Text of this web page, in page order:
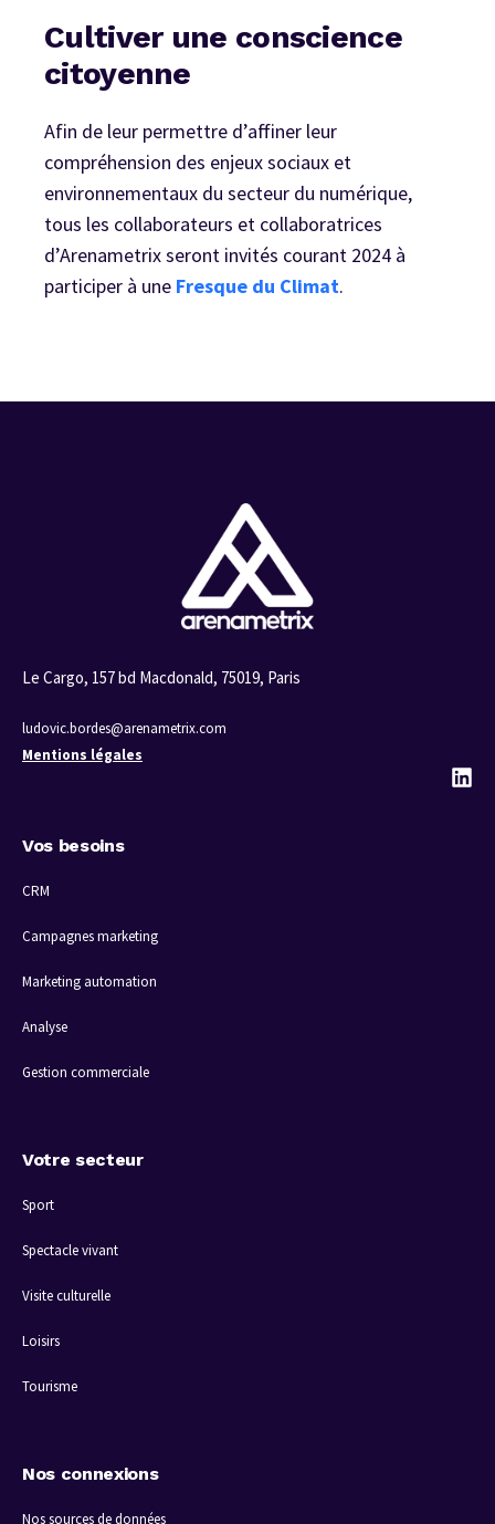
Cultiver une conscience
citoyenne
Afin de leur permettre d’affiner leur
compréhension des enjeux sociaux et
environnementaux du secteur du numérique,
tous les collaborateurs et collaboratrices
d’Arenametrix seront invités courant 2024 à
participer à une Fresque du Climat.
Le Cargo, 157 bd Macdonald, 75019, Paris
ludovic.bordes@arenametrix.com
Mentions légales
Vos besoins
CRM
Campagnes marketing
Marketing automation
Analyse
Gestion commerciale
Votre secteur
Sport
Spectacle vivant
Visite culturelle
Loisirs
Tourisme
Nos connexions
Nos sources de données